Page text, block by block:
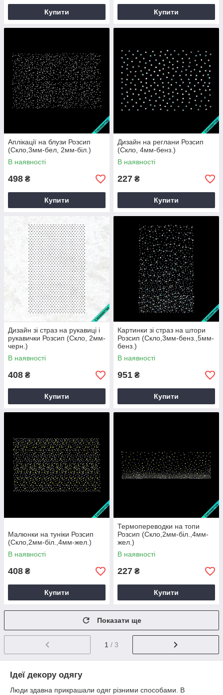
Купити Купити
Аплікації на блузи Розсип
(Скло,3мм-бел, 2мм-біл.)
В наявності
498 ₴
Купити
Дизайн на реглани Розсип
(Скло, 4мм-бенз.)
В наявності
227 ₴
Купити
Дизайн зі страз на рукавиці і
рукавички Розсип (Скло, 2мм-
черн.)
В наявності
408 ₴
Купити
Картинки зі страз на штори
Розсип (Скло,3мм-бенз.,5мм-
бенз.)
В наявності
951 ₴
Купити
Малюнки на туніки Розсип
(Скло,2мм-біл.,4мм-жел.)
В наявності
408 ₴
Купити
Термопереводки на топи
Розсип (Скло,2мм-біл.,4мм-
жел.)
В наявності
227 ₴
Купити
Показати ще
1 / 3
Ідеї декору одягу
Люди здавна прикрашали одяг різними способами. В